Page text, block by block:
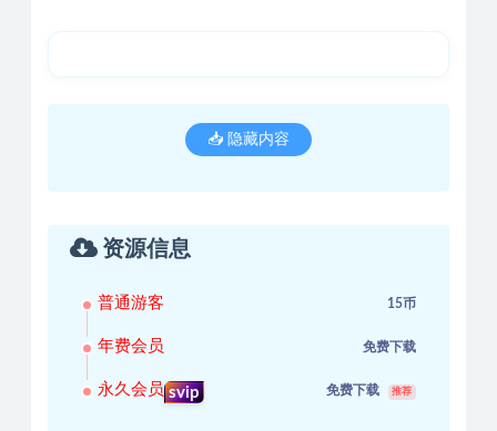
📥 隐藏内容
资源信息
普通游客 15币
年费会员 免费下载
永久会员 svip 免费下载 推荐